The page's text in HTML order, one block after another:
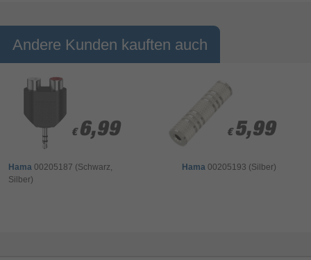
Andere Kunden kauften auch
€ 6,99
€ 6,99
Hama 00205187 (Schwarz,
Silber)
€ 5,99
€ 5,99
Hama 00205193 (Silber)